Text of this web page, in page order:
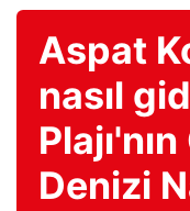
Aspat
nasıl
Denizi